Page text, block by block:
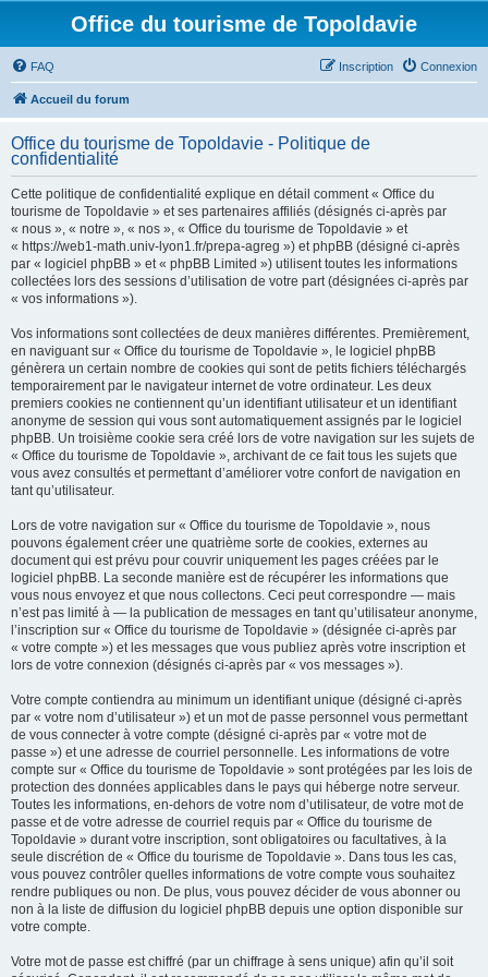
Office du tourisme de Topoldavie
FAQ Connexion
Inscription
Accueil du forum
Office du tourisme de Topoldavie - Politique de
confidentialité
Cette politique de confidentialité explique en détail comment « Office du
tourisme de Topoldavie » et ses partenaires affiliés (désignés ci-après par
« nous », « notre », « nos », « Office du tourisme de Topoldavie » et
« https://web1-math.univ-lyon1.fr/prepa-agreg ») et phpBB (désigné ci-après
par « logiciel phpBB » et « phpBB Limited ») utilisent toutes les informations
collectées lors des sessions d’utilisation de votre part (désignées ci-après par
« vos informations »).
Vos informations sont collectées de deux manières différentes. Premièrement,
en naviguant sur « Office du tourisme de Topoldavie », le logiciel phpBB
génèrera un certain nombre de cookies qui sont de petits fichiers téléchargés
temporairement par le navigateur internet de votre ordinateur. Les deux
premiers cookies ne contiennent qu’un identifiant utilisateur et un identifiant
anonyme de session qui vous sont automatiquement assignés par le logiciel
phpBB. Un troisième cookie sera créé lors de votre navigation sur les sujets de
« Office du tourisme de Topoldavie », archivant de ce fait tous les sujets que
vous avez consultés et permettant d’améliorer votre confort de navigation en
tant qu’utilisateur.
Lors de votre navigation sur « Office du tourisme de Topoldavie », nous
pouvons également créer une quatrième sorte de cookies, externes au
document qui est prévu pour couvrir uniquement les pages créées par le
logiciel phpBB. La seconde manière est de récupérer les informations que
vous nous envoyez et que nous collectons. Ceci peut correspondre — mais
n’est pas limité à — la publication de messages en tant qu’utilisateur anonyme,
l’inscription sur « Office du tourisme de Topoldavie » (désignée ci-après par
« votre compte ») et les messages que vous publiez après votre inscription et
lors de votre connexion (désignés ci-après par « vos messages »).
Votre compte contiendra au minimum un identifiant unique (désigné ci-après
par « votre nom d’utilisateur ») et un mot de passe personnel vous permettant
de vous connecter à votre compte (désigné ci-après par « votre mot de
passe ») et une adresse de courriel personnelle. Les informations de votre
compte sur « Office du tourisme de Topoldavie » sont protégées par les lois de
protection des données applicables dans le pays qui héberge notre serveur.
Toutes les informations, en-dehors de votre nom d’utilisateur, de votre mot de
passe et de votre adresse de courriel requis par « Office du tourisme de
Topoldavie » durant votre inscription, sont obligatoires ou facultatives, à la
seule discrétion de « Office du tourisme de Topoldavie ». Dans tous les cas,
vous pouvez contrôler quelles informations de votre compte vous souhaitez
rendre publiques ou non. De plus, vous pouvez décider de vous abonner ou
non à la liste de diffusion du logiciel phpBB depuis une option disponible sur
votre compte.
Votre mot de passe est chiffré (par un chiffrage à sens unique) afin qu’il soit